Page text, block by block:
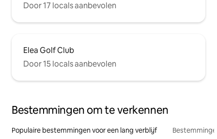
Door 17 locals aanbevolen
Elea Golf Club
Door 15 locals aanbevolen
Bestemmingen om te verkennen
Populaire bestemmingen voor een lang verblijf